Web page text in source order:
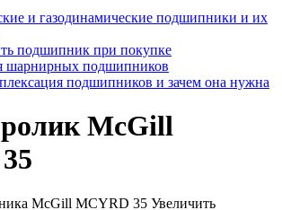
и газодинамические подшипники и их
подшипник при покупке
шарнирных подшипников
подшипников и зачем она нужна
McGill
Увеличить